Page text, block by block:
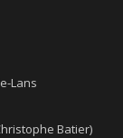
Lans
Batier)